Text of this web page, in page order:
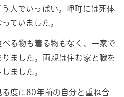
人でいっぱい。岬町には死体
ていました。
る物も着る物もなく、一家で
ました。両親は住む家と職を
ました。
度に80年前の自分と重ね合